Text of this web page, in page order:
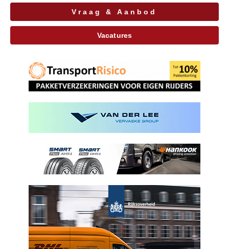
Vraag & Aanbod
Vacatures